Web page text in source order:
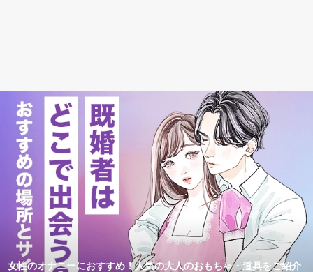
女性のオナニーにおすすめ！人気の大人のおもちゃ・道具をご紹介